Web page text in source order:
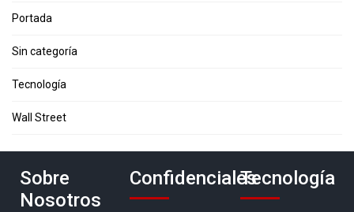
Portada
Sin categoría
Tecnología
Wall Street
Sobre
Nosotros
ConfidencialesTecnología